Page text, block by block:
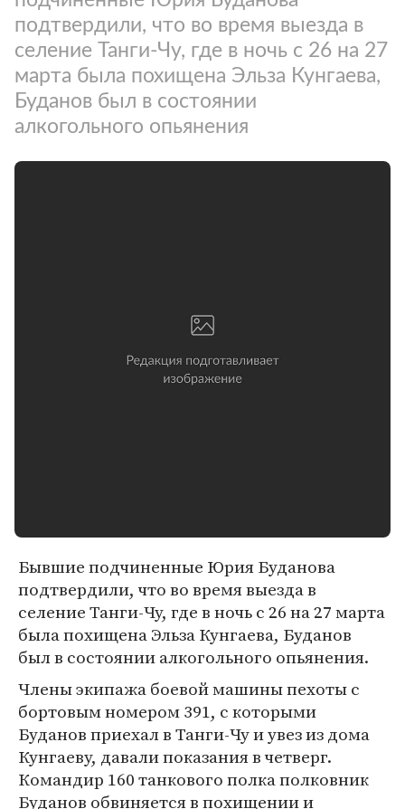
подтвердили, что во время выезда в
селение Танги-Чу, где в ночь с 26 на 27
марта была похищена Эльза Кунгаева,
Буданов был в состоянии
алкогольного опьянения
Бывшие подчиненные Юрия Буданова
подтвердили, что во время выезда в
селение Танги-Чу, где в ночь с 26 на 27 марта
была похищена Эльза Кунгаева, Буданов
был в состоянии алкогольного опьянения.
Члены экипажа боевой машины пехоты с
бортовым номером 391, с которыми
Буданов приехал в Танги-Чу и увез из дома
Кунгаеву, давали показания в четверг.
Командир 160 танкового полка полковник
Буданов обвиняется в похищении и